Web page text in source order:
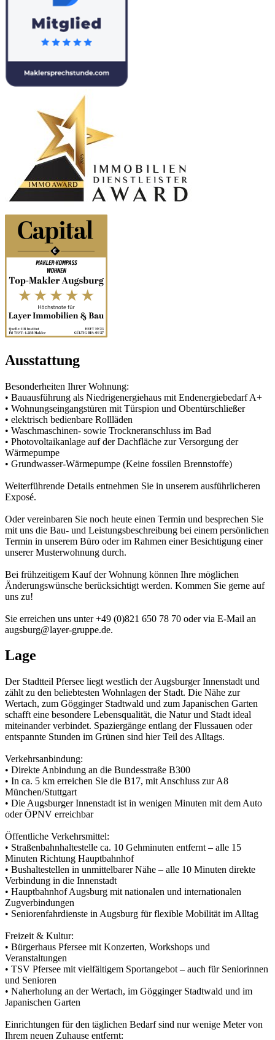
Ausstattung
Besonderheiten Ihrer Wohnung:
• Bauausführung als Niedrigenergiehaus mit Endenergiebedarf A+
• Wohnungseingangstüren mit Türspion und Obentürschließer
• elektrisch bedienbare Rollläden
• Waschmaschinen- sowie Trockneranschluss im Bad
• Photovoltaikanlage auf der Dachfläche zur Versorgung der
Wärmepumpe
• Grundwasser-Wärmepumpe (Keine fossilen Brennstoffe)
Weiterführende Details entnehmen Sie in unserem ausführlicheren
Exposé.
Oder vereinbaren Sie noch heute einen Termin und besprechen Sie
mit uns die Bau- und Leistungsbeschreibung bei einem persönlichen
Termin in unserem Büro oder im Rahmen einer Besichtigung einer
unserer Musterwohnung durch.
Bei frühzeitigem Kauf der Wohnung können Ihre möglichen
Änderungswünsche berücksichtigt werden. Kommen Sie gerne auf
uns zu!
Sie erreichen uns unter +49 (0)821 650 78 70 oder via E-Mail an
augsburg@layer-gruppe.de.
Lage
Der Stadtteil Pfersee liegt westlich der Augsburger Innenstadt und
zählt zu den beliebtesten Wohnlagen der Stadt. Die Nähe zur
Wertach, zum Gögginger Stadtwald und zum Japanischen Garten
schafft eine besondere Lebensqualität, die Natur und Stadt ideal
miteinander verbindet. Spaziergänge entlang der Flussauen oder
entspannte Stunden im Grünen sind hier Teil des Alltags.
Verkehrsanbindung:
• Direkte Anbindung an die Bundesstraße B300
• In ca. 5 km erreichen Sie die B17, mit Anschluss zur A8
München/Stuttgart
• Die Augsburger Innenstadt ist in wenigen Minuten mit dem Auto
oder ÖPNV erreichbar
Öffentliche Verkehrsmittel:
• Straßenbahnhaltestelle ca. 10 Gehminuten entfernt – alle 15
Minuten Richtung Hauptbahnhof
• Bushaltestellen in unmittelbarer Nähe – alle 10 Minuten direkte
Verbindung in die Innenstadt
• Hauptbahnhof Augsburg mit nationalen und internationalen
Zugverbindungen
• Seniorenfahrdienste in Augsburg für flexible Mobilität im Alltag
Freizeit & Kultur:
• Bürgerhaus Pfersee mit Konzerten, Workshops und
Veranstaltungen
• TSV Pfersee mit vielfältigem Sportangebot – auch für Seniorinnen
und Senioren
• Naherholung an der Wertach, im Gögginger Stadtwald und im
Japanischen Garten
Einrichtungen für den täglichen Bedarf sind nur wenige Meter von
Ihrem neuen Zuhause entfernt: